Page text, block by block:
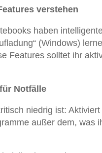
verstehen
haben
(Windows)
Features solltet ihr
Notfälle
niedrig ist:
außer dem, was